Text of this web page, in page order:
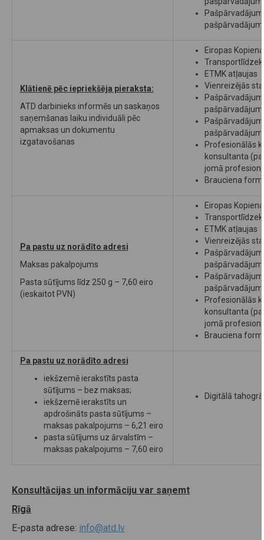
Klātienē pēc iepriekšēja pieraksta:
ATD darbinieks informēs un saskaņos
saņemšanas laiku individuāli pēc
apmaksas un dokumentu
izgatavošanas
Eiropas
ETMK atļaujas
Vienreizējās
Profesionālās
konsultanta
jomā
Brauciena
Pa pastu uz norādīto adresi
Maksas pakalpojums
Pasta sūtījums līdz 250 g – 7,60 eiro
(ieskaitot PVN)
Eiropas
ETMK atļaujas
Vienreizējās
Profesionālās
konsultanta
jomā
Brauciena
Pa pastu uz norādīto adresi
iekšzemē ierakstīts pasta
sūtījums – bez maksas;
iekšzemē ierakstīts un
apdrošināts pasta sūtījums –
maksas pakalpojums – 6,21 eiro
pasta sūtījums uz ārvalstīm –
maksas pakalpojums – 7,60 eiro
Digitālā
Konsultācijas un informāciju var saņemt
Rīgā
E-pasta adrese: info@atd.lv